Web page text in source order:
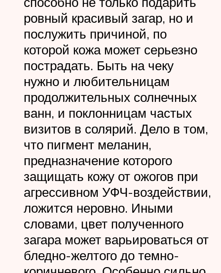
ровный красивый загар, но и
послужить причиной, по
которой кожа может серьезно
пострадать. Быть на чеку
нужно и любительницам
продолжительных солнечных
ванн, и поклонницам частых
визитов в солярий. Дело в том,
что пигмент меланин,
предназначение которого
защищать кожу от ожогов при
агрессивном УФЧ-воздействии,
ложится неровно. Иными
словами, цвет полученного
загара может варьироваться от
бледно-желтого до темно-